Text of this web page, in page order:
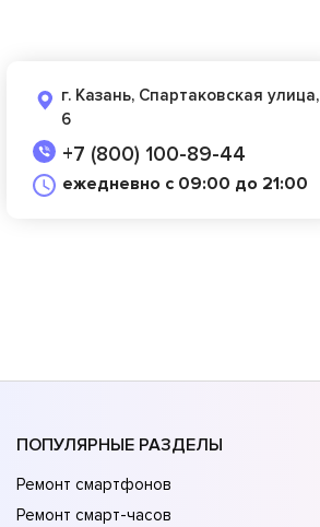
г. Казань, Спартаковская улица,
6
+7 (800) 100-89-44
ежедневно с 09:00 до 21:00
ПОПУЛЯРНЫЕ РАЗДЕЛЫ
Ремонт смартфонов
Ремонт смарт-часов